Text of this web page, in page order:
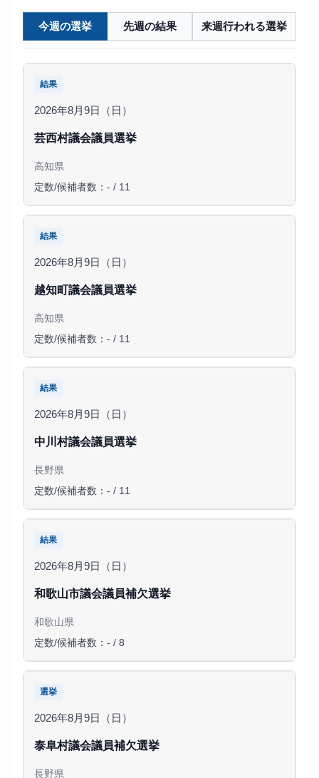
今週の選挙 先週の結果 来週行われる選挙
結果
2026年8月9日（日）
芸西村議会議員選挙
高知県
定数/候補者数：- / 11
結果
2026年8月9日（日）
越知町議会議員選挙
高知県
定数/候補者数：- / 11
結果
2026年8月9日（日）
中川村議会議員選挙
長野県
定数/候補者数：- / 11
結果
2026年8月9日（日）
和歌山市議会議員補欠選挙
和歌山県
定数/候補者数：- / 8
選挙
2026年8月9日（日）
泰阜村議会議員補欠選挙
長野県